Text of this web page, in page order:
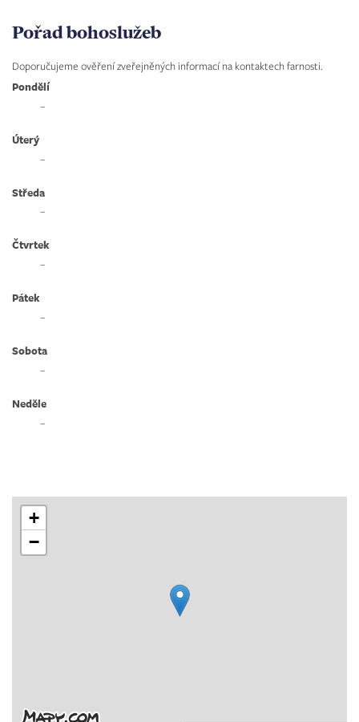
Pořad bohoslužeb
Doporučujeme ověření zveřejněných informací na kontaktech farnosti.
Pondělí
–
Úterý
–
Středa
–
Čtvrtek
–
Pátek
–
Sobota
–
Neděle
–
+
−